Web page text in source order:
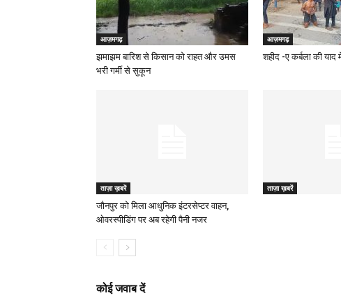
आज़मगढ़
झमाझम बारिश से किसान को राहत और उमस
भरी गर्मी से सुकून
आज़मगढ़
शहीद -ए कर्बला की याद
ताज़ा ख़बरें
जौनपुर को मिला आधुनिक इंटरसेप्टर वाहन,
ओवरस्पीडिंग पर अब रहेगी पैनी नजर
ताज़ा ख़बरें
कोई जवाब दें